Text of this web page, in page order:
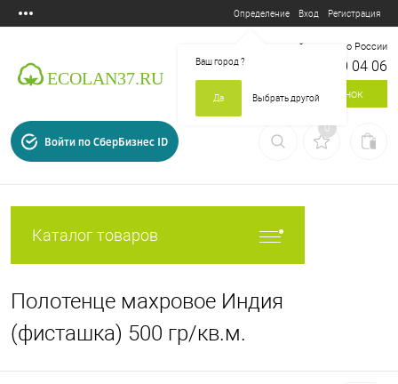
Определение
Ваш город?
Да Выбрать другой
Вход Регистрация
Бесплатный звонок по России
8 800 700 04 06
Заказать звонок
Войти по СберБизнес ID
0
Каталог товаров
Полотенце махровое Индия
(фисташка) 500 гр/кв.м.